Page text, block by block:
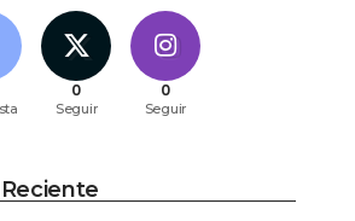
0
Seguir
0
Seguir